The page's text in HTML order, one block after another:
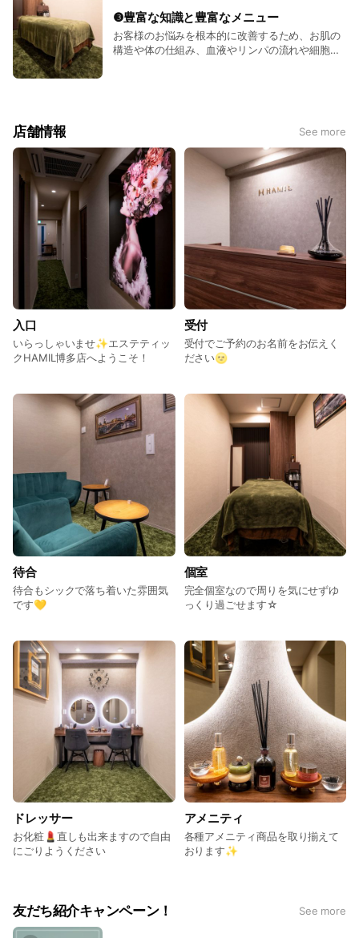
しください。
❸豊富な知識と豊富なメニュー
お客様のお悩みを根本的に改善するため、お肌の
構造や体の仕組み、血液やリンパの流れや細胞に
店舗情報 See more
入口
いらっしゃいませ✨エステティッ
クHAMIL博多店へようこそ！
受付
受付でご予約のお名前をお伝えく
ださい🌝
待合
待合もシックで落ち着いた雰囲気
です💛
個室
完全個室なので周りを気にせずゆ
っくり過ごせます☆
ドレッサー
お化粧💄直しも出来ますので自由
にごりようください
アメニティ
各種アメニティ商品を取り揃えて
おります✨
友だち紹介キャンペーン！ See more